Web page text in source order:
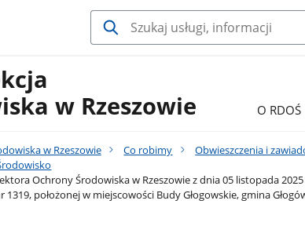
w Rzeszowie
O RDOŚ
w Rzeszowie Co robimy Obwieszczenia i
Ochrony Środowiska w Rzeszowie z dnia 05 listopada
położonej w miejscowości Budy Głogowskie, gmina